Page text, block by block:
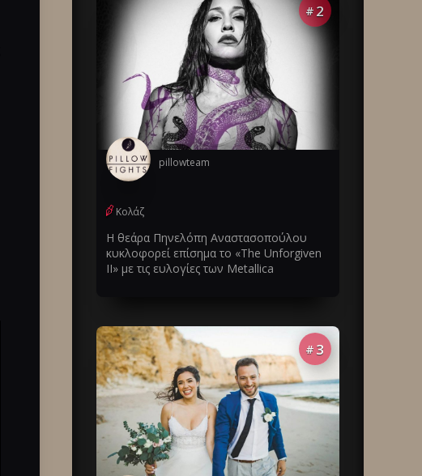
# 2
pillowteam
Κολάζ
Η θεάρα Πηνελόπη Αναστασοπούλου
κυκλοφορεί επίσημα το «The Unforgiven
II» με τις ευλογίες των Metallica
# 3